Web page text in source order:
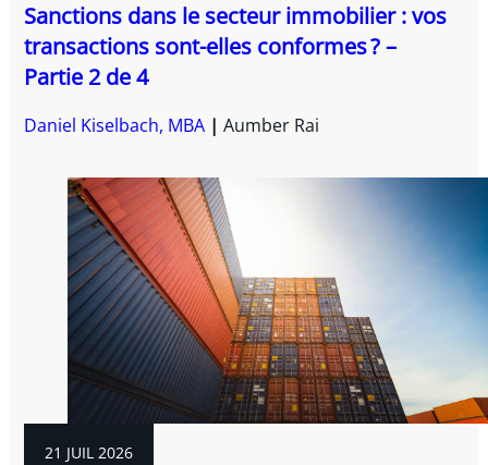
Sanctions dans le secteur immobilier : vos
transactions sont-elles conformes ? –
Partie 2 de 4
Daniel Kiselbach, MBA Aumber Rai
21 JUIL 2026